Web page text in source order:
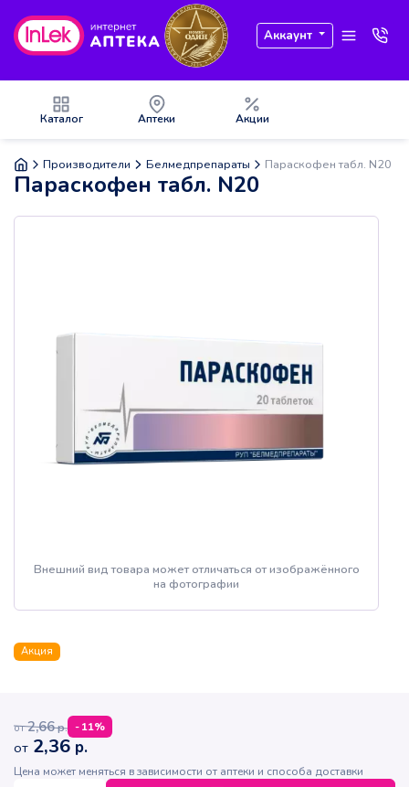
Аккаунт
Каталог Аптеки Акции
Производители Белмедпрепараты Параскофен табл. N20
Параскофен табл. N20
Внешний вид товара может отличаться от изображённого
на фотографии
Акция
от 2,66р. -11%
от 2,36 р.
Цена может меняться в зависимости от аптеки и способа доставки